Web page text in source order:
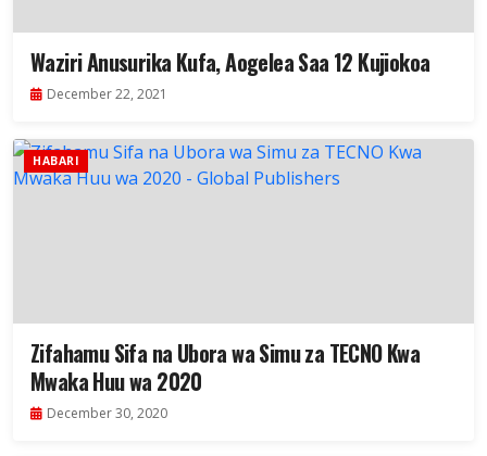
Waziri Anusurika Kufa, Aogelea Saa 12 Kujiokoa
December 22, 2021
HABARI
Zifahamu Sifa na Ubora wa Simu za TECNO Kwa
Mwaka Huu wa 2020
December 30, 2020